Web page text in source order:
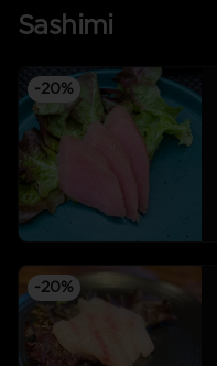
Sashimi
-20%
-20%